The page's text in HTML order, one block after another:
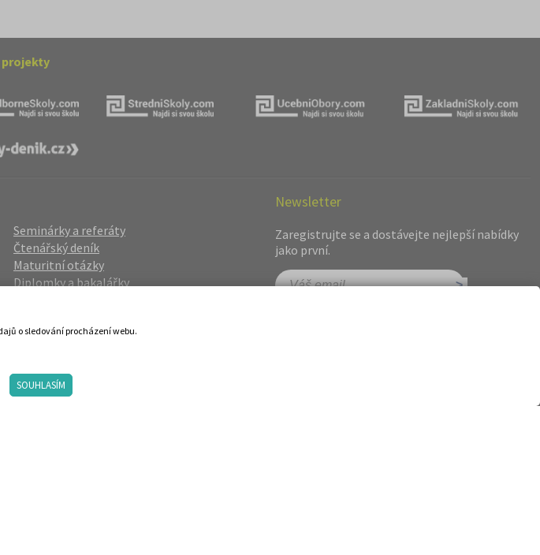
projekty
Seminárky a referáty
Čtenářský deník
Maturitní otázky
Diplomky a bakalářky
Přijímací zkoušky
Newsletter
Zaregistrujte se a dostávejte nejlepší nabídky
jako první.
o sledování procházení webu.
SOUHLASÍM